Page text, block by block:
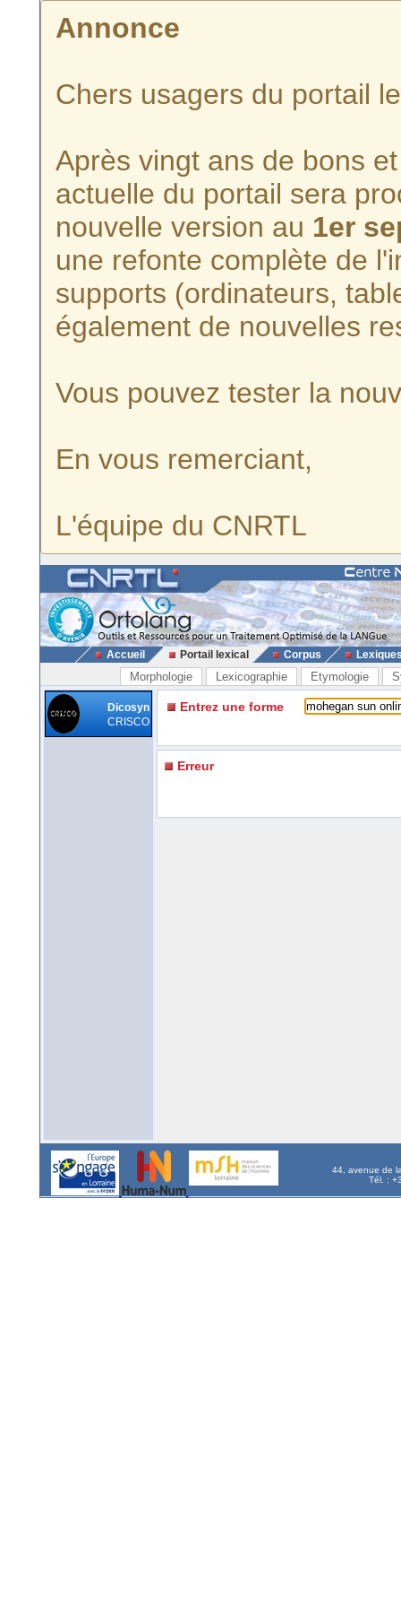
Annonce
Chers usagers du portail
Après vingt ans de bons
actuelle du portail sera
nouvelle version au 1er
une refonte complète de
supports (ordinateurs,
également de nouvelles
Vous pouvez tester la
En vous remerciant,
L'équipe du CNRTL
Accueil Portail lexical Corpus
Morphologie Lexicographie Etymologie
Dicosyn
CRISCO
Entrez une forme
Erreur
44, avenue de
Tél. :